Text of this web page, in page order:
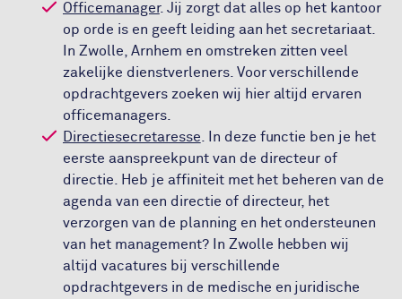
Officemanager. Jij zorgt dat alles op het kantoor
op orde is en geeft leiding aan het secretariaat.
In Zwolle, Arnhem en omstreken zitten veel
zakelijke dienstverleners. Voor verschillende
opdrachtgevers zoeken wij hier altijd ervaren
officemanagers.
Directiesecretaresse . In deze functie ben je het
eerste aanspreekpunt van de directeur of
directie. Heb je affiniteit met het beheren van de
agenda van een directie of directeur, het
verzorgen van de planning en het ondersteunen
van het management? In Zwolle hebben wij
altijd vacatures bij verschillende
opdrachtgevers in de medische en juridische